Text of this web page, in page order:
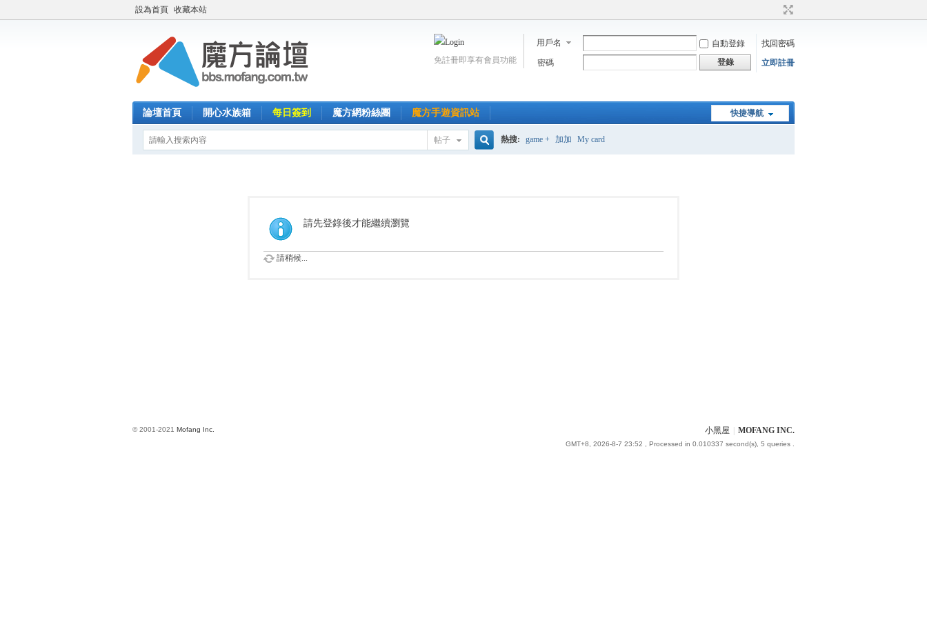
設為首頁 收藏本站
用戶名 自動登錄
找回密碼
密碼
登錄 立即註冊
免註冊即享有會員功能
快捷導航
論壇首頁 開心水族箱 每日簽到 魔方網粉絲團 魔方手遊資訊站
帖子 熱搜: game + 加加 My card
請先登錄後才能繼續瀏覽
請稍候...
小黑屋 MOFANG INC.
GMT+8, 2026-8-7 23:52 , Processed in 0.010337 second(s), 5 queries .
© 2001-2021 Mofang Inc.